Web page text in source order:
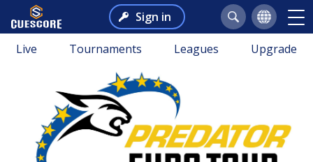
Sign in
Live Tournaments Leagues Upgrade